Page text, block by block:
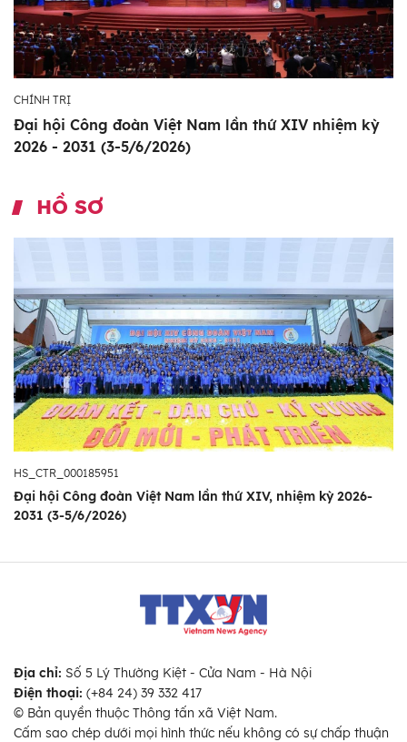
CHÍNH TRỊ
Đại hội Công đoàn Việt Nam lần thứ XIV nhiệm kỳ
2026 - 2031 (3-5/6/2026)
HỒ SƠ
HS_CTR_000185951
Đại hội Công đoàn Việt Nam lần thứ XIV, nhiệm kỳ 2026-
2031 (3-5/6/2026)
Địa chỉ: Số 5 Lý Thường Kiệt - Cửa Nam - Hà Nội
Điện thoại: (+84 24) 39 332 417
© Bản quyền thuộc Thông tấn xã Việt Nam.
Cấm sao chép dưới mọi hình thức nếu không có sự chấp thuận